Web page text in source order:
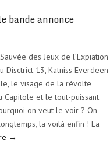
bande annonce
des Jeux de l’Expiation
13, Katniss Everdeen
le visage de la révolte
Capitole et le tout-puissant
on veut le voir ? On
la voilà enfin ! La
→